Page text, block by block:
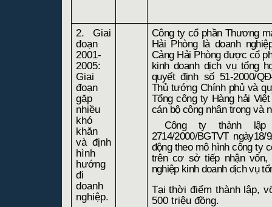
2. Giai
đoạn
2001-
2005:
Giai
đoạn
gặp
nhiều
khó
khăn
và định
hình
hướng
đi
doanh
nghiệp.
Công ty cổ phần Thương
Hải Phòng là doanh
Cảng Hải Phòng được cổ
kinh doanh dịch vụ tổng
quyết định số 51-2000/
Thủ tướng Chính phủ và
Tổng công ty Hàng hải
cán bộ công nhân trong và
Công ty thành
2714/2000/BGTVT
động theo mô hình công ty
trên cơ sở tiếp nhận
nghiệp kinh doanh dịch vụ
Tại thời điểm thành lập,
500 triệu đồng.